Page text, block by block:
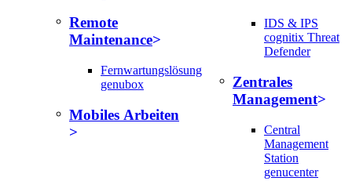
Remote
Maintenance
Fernwartungslösung
genubox
Mobiles Arbeiten
IDS & IPS
cognitix Threat
Defender
Zentrales
Management
Central
Management
Station
genucenter